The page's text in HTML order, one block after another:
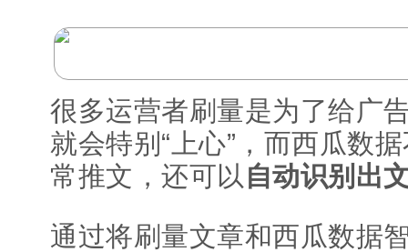
很多运营者刷量是为了给广
就会特别“上心”，而西瓜数
常推文，还可以 自动识别出
通过将刷量文章和西瓜数据